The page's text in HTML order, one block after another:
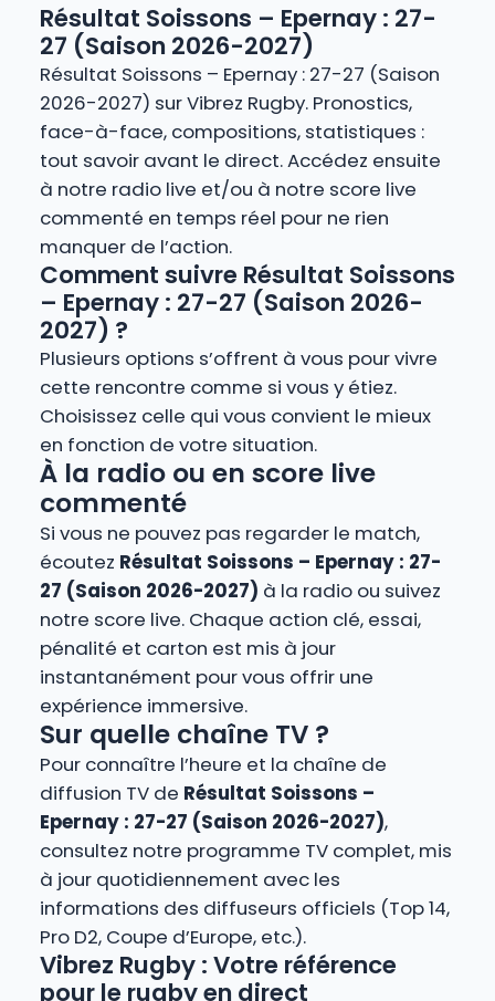
Résultat Soissons – Epernay : 27-
27 (Saison 2026-2027)
Résultat Soissons – Epernay : 27-27 (Saison
2026-2027) sur Vibrez Rugby. Pronostics,
face-à-face, compositions, statistiques :
tout savoir avant le direct. Accédez ensuite
à notre radio live et/ou à notre score live
commenté en temps réel pour ne rien
manquer de l’action.
Comment suivre Résultat Soissons
– Epernay : 27-27 (Saison 2026-
2027) ?
Plusieurs options s’offrent à vous pour vivre
cette rencontre comme si vous y étiez.
Choisissez celle qui vous convient le mieux
en fonction de votre situation.
À la radio ou en score live
commenté
Si vous ne pouvez pas regarder le match,
écoutez Résultat Soissons – Epernay : 27-
27 (Saison 2026-2027) à la radio ou suivez
notre score live. Chaque action clé, essai,
pénalité et carton est mis à jour
instantanément pour vous offrir une
expérience immersive.
Sur quelle chaîne TV ?
Pour connaître l’heure et la chaîne de
diffusion TV de Résultat Soissons –
Epernay : 27-27 (Saison 2026-2027),
consultez notre programme TV complet, mis
à jour quotidiennement avec les
informations des diffuseurs officiels (Top 14,
Pro D2, Coupe d’Europe, etc.).
Vibrez Rugby : Votre référence
pour le rugby en direct